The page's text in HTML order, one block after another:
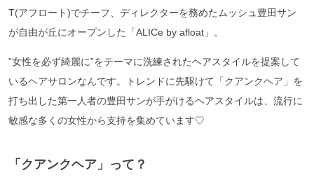
T(アフロート)でチーフ、ディレクターを務めたムッシュ豊田サン
が自由が丘にオープンした「ALICe by afloat」。
”女性を必ず綺麗に”をテーマに洗練されたヘアスタイルを提案して
いるヘアサロンなんです。トレンドに先駆けて「クアンクヘア」を
打ち出した第一人者の豊田サンが手がけるヘアスタイルは、流行に
敏感な多くの女性から支持を集めています♡
「クアンクヘア」って？